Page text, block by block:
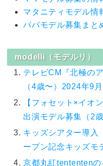
マタニティモデル情
パパモデル募集まと
modelli（モデルリ）
テレビCM『北極の
（4歳〜）2024年9
【フォセット×イオ
出演モデル募集（2
キッズシアター導入
ープン記念キッズモ
京都丸紅tententen